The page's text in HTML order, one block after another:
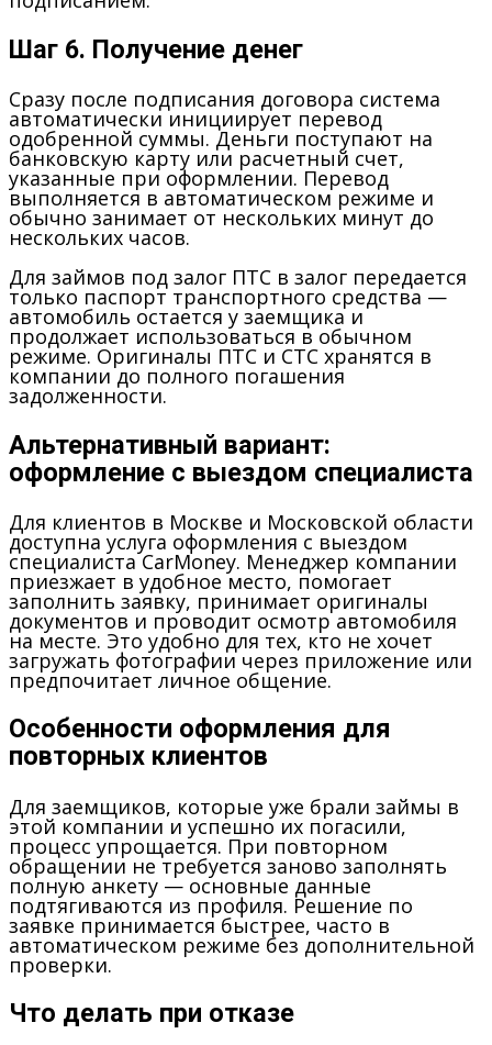
Шаг 6. Получение денег
Сразу после подписания договора система
автоматически инициирует перевод
одобренной суммы. Деньги поступают на
банковскую карту или расчетный счет,
указанные при оформлении. Перевод
выполняется в автоматическом режиме и
обычно занимает от нескольких минут до
нескольких часов.
Для займов под залог ПТС в залог передается
только паспорт транспортного средства —
автомобиль остается у заемщика и
продолжает использоваться в обычном
режиме. Оригиналы ПТС и СТС хранятся в
компании до полного погашения
задолженности.
Альтернативный вариант:
оформление с выездом специалиста
Для клиентов в Москве и Московской области
доступна услуга оформления с выездом
специалиста CarMoney. Менеджер компании
приезжает в удобное место, помогает
заполнить заявку, принимает оригиналы
документов и проводит осмотр автомобиля
на месте. Это удобно для тех, кто не хочет
загружать фотографии через приложение или
предпочитает личное общение.
Особенности оформления для
повторных клиентов
Для заемщиков, которые уже брали займы в
этой компании и успешно их погасили,
процесс упрощается. При повторном
обращении не требуется заново заполнять
полную анкету — основные данные
подтягиваются из профиля. Решение по
заявке принимается быстрее, часто в
автоматическом режиме без дополнительной
проверки.
Что делать при отказе